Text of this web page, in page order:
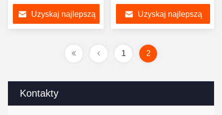
Kontakty
opancerzony kabel
światłowodowy IEC
Uzyskaj najlepszą
kabel światłowodowy
Uzyskaj najlepszą
1 2